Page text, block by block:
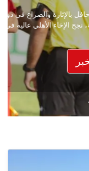
في دوري
عاليه في